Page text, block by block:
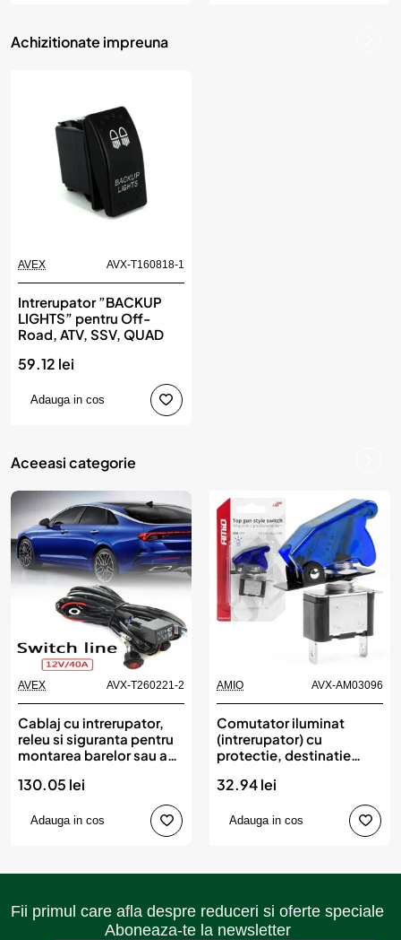
Achizitionate impreuna
AVEX AVX-T160818-1
Intrerupator ”BACKUP
LIGHTS” pentru Off-
Road, ATV, SSV, QUAD
59.12 lei
Adauga in cos
Aceeasi categorie
AVEX AVX-T260221-2
Cablaj cu intrerupator,
releu si siguranta pentru
montarea barelor sau a
130.05 lei
Adauga in cos
AMIO AVX-AM03096
Comutator iluminat
(intrerupator) cu
protectie, destinatie
Off-Road, model TOP
GUN, tensiune 12V - 24V,
culoare Albastra, AMIO
32.94 lei
Adauga in cos
Fii primul care afla despre reduceri si oferte speciale
Aboneaza-te la newsletter